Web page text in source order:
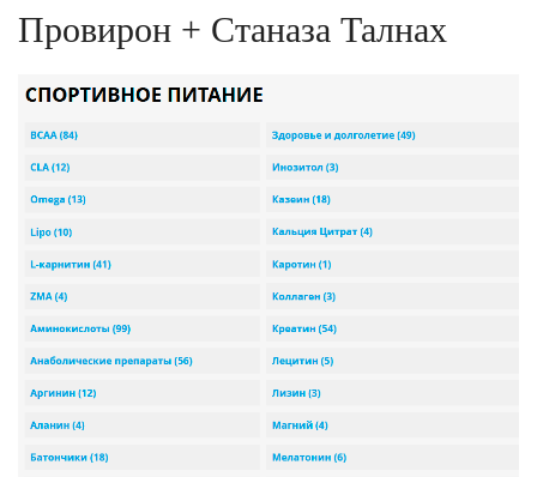
Провирон + Станаза Талнах